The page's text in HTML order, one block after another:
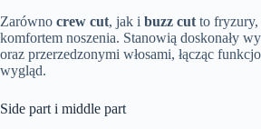
Zarówno crew cut, jak i buzz cut to fryzury,
komfortem noszenia. Stanowią doskonały
oraz przerzedzonymi włosami, łącząc
wygląd.
Side part i middle part